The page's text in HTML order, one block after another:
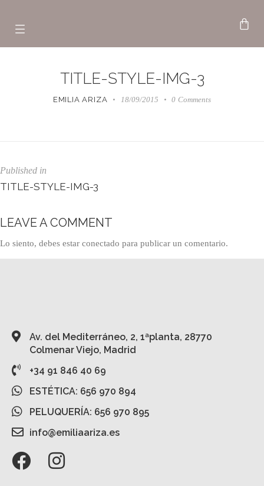
TITLE-STYLE-IMG-3
EMILIA ARIZA 18/09/2015 0 Comments
Published in
TITLE-STYLE-IMG-3
LEAVE A COMMENT
Lo siento, debes estar conectado para publicar un comentario.
Av. del Mediterráneo, 2, 1ªplanta, 28770
Colmenar Viejo, Madrid
+34 91 846 40 69
ESTÉTICA: 656 970 894
PELUQUERÍA: 656 970 895
info@emiliaariza.es